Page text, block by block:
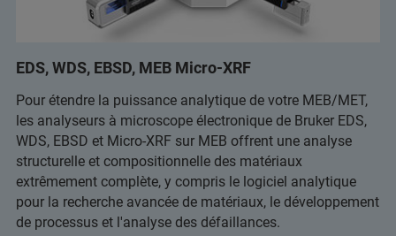
EDS, WDS, EBSD, MEB Micro-XRF
Pour étendre la puissance analytique de votre MEB/MET,
les analyseurs à microscope électronique de Bruker EDS,
WDS, EBSD et Micro-XRF sur MEB offrent une analyse
structurelle et compositionnelle des matériaux
extrêmement complète, y compris le logiciel analytique
pour la recherche avancée de matériaux, le développement
de processus et l'analyse des défaillances.